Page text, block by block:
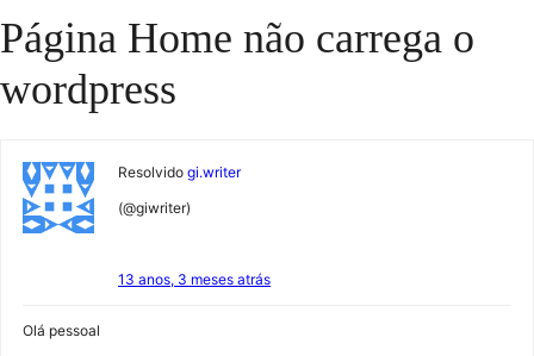
Página Home não carrega o
wordpress
Resolvido gi.writer
(@giwriter)
13 anos, 3 meses atrás
Olá pessoal